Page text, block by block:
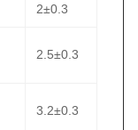
2±0.3
2.5±0.3
3.2±0.3